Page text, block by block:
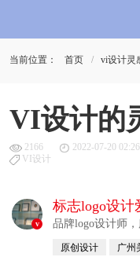
当前位置： 首页 vi设计灵
VI设计的
2166 2022-07-20
VI设计
v
标志logo设计
品牌logo设计师
原创设计 广州